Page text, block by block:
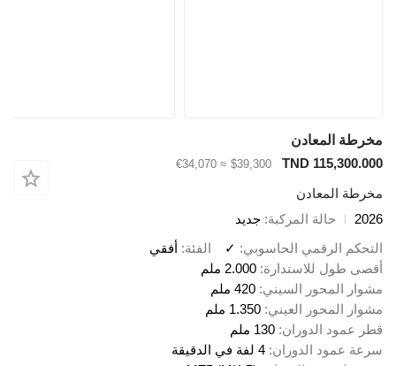
مخرطة المعادن
TND 115,300.000
$39,300
≈ €34,070
مخرطة المعادن
2026
حالة المركبة جديد
التحكم الرقمي الحاسوبي
✓ الفئة أفقي
أقصى طول للاستدارة 2.000 ملم
مشوار المحور السيني 420 ملم
مشوار المحور العيني 1.350 ملم
قطر عمود الدوران 130 ملم
سرعة عمود الدوران 4 لفة في الدقيقة